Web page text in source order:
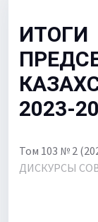
Для
ИТОГИ
2023-
Том 103 № 2
ДИСКУРСЫ